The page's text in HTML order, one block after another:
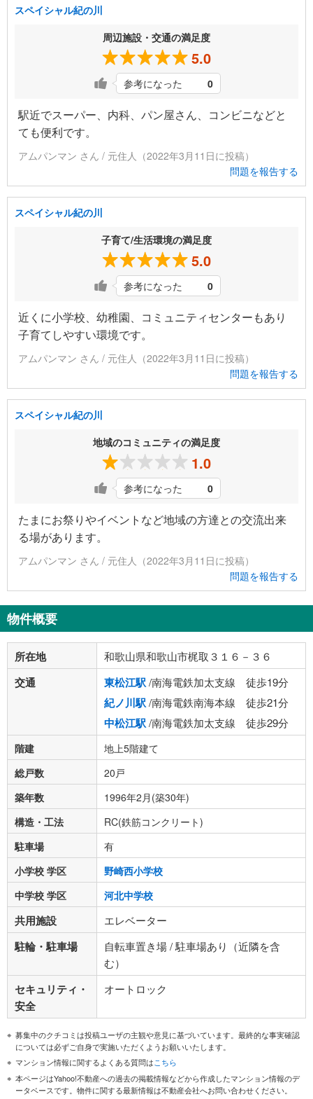
スペイシャル紀の川
周辺施設・交通の満足度
5.0
参考になった 0
駅近でスーパー、内科、パン屋さん、コンビニなどと
ても便利です。
アムパンマン さん / 元住人（2022年3月11日に投稿）
問題を報告する
スペイシャル紀の川
子育て/生活環境の満足度
5.0
参考になった 0
近くに小学校、幼稚園、コミュニティセンターもあり
子育てしやすい環境です。
アムパンマン さん / 元住人（2022年3月11日に投稿）
問題を報告する
スペイシャル紀の川
地域のコミュニティの満足度
1.0
参考になった 0
たまにお祭りやイベントなど地域の方達との交流出来
る場があります。
アムパンマン さん / 元住人（2022年3月11日に投稿）
問題を報告する
物件概要
所在地 和歌山県和歌山市梶取３１６－３６
交通 東松江駅/南海電鉄加太支線 徒歩19分
紀ノ川駅/南海電鉄南海本線 徒歩21分
中松江駅/南海電鉄加太支線 徒歩29分
階建
地上5階建て
総戸数
20戸
築年数
1996年2月(築30年)
構造・工法
RC(鉄筋コンクリート)
駐車場
有
小学校 学区
野崎西小学校
中学校 学区
河北中学校
共用施設 エレベーター
駐輪・駐車場
自転車置き場 / 駐車場あり（近隣を含
む）
セキュリティ・
安全
オートロック
募集中のクチコミは投稿ユーザの主観や意見に基づいています。最終的な事実確認
については必ずご自身で実施いただくようお願いいたします。
マンション情報に関するよくある質問はこちら
本ページはYahoo!不動産への過去の掲載情報などから作成したマンション情報のデ
ータベースです。物件に関する最新情報は不動産会社へお問い合わせください。